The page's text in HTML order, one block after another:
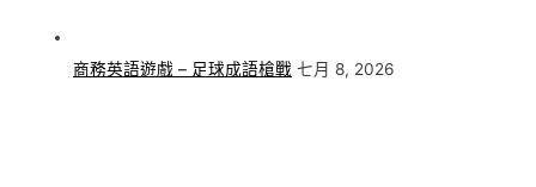
商務英語遊戲 – 足球成語槍戰 七月 8, 2026